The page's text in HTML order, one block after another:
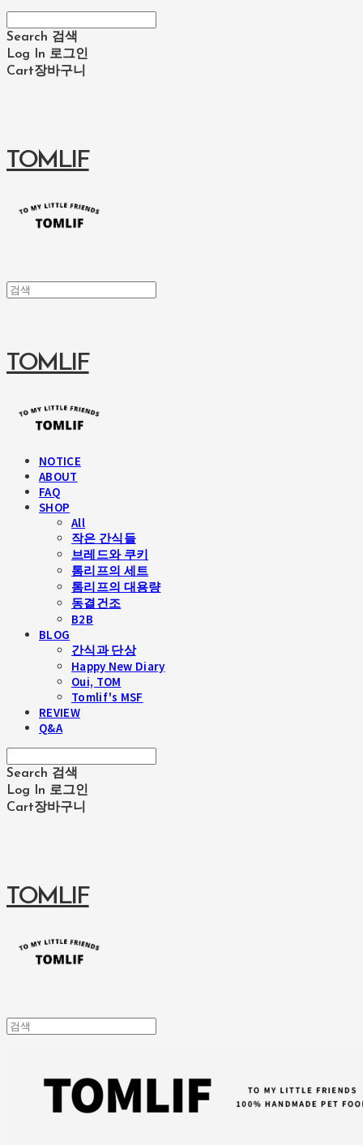
Search 검색
Log In 로그인
Cart장바구니
TOMLIF
TOMLIF
NOTICE
ABOUT
FAQ
SHOP
All
작은 간식들
브레드와 쿠키
톰리프의 세트
톰리프의 대용량
동결건조
B2B
BLOG
간식과 단상
Happy New Diary
Oui, TOM
Tomlif's MSF
REVIEW
Q&A
Search 검색
Log In 로그인
Cart장바구니
TOMLIF